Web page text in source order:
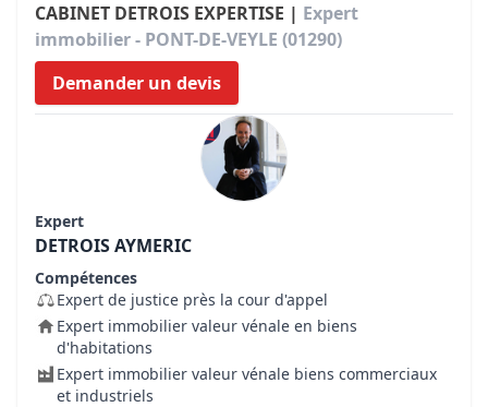
CABINET DETROIS EXPERTISE | Expert
immobilier - PONT-DE-VEYLE (01290)
Demander un devis
Expert
DETROIS AYMERIC
Compétences
Expert de justice près la cour d'appel
Expert immobilier valeur vénale en biens
d'habitations
Expert immobilier valeur vénale biens commerciaux
et industriels